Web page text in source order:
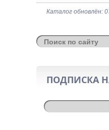
Каталог обновлён:
ПОДПИСКА